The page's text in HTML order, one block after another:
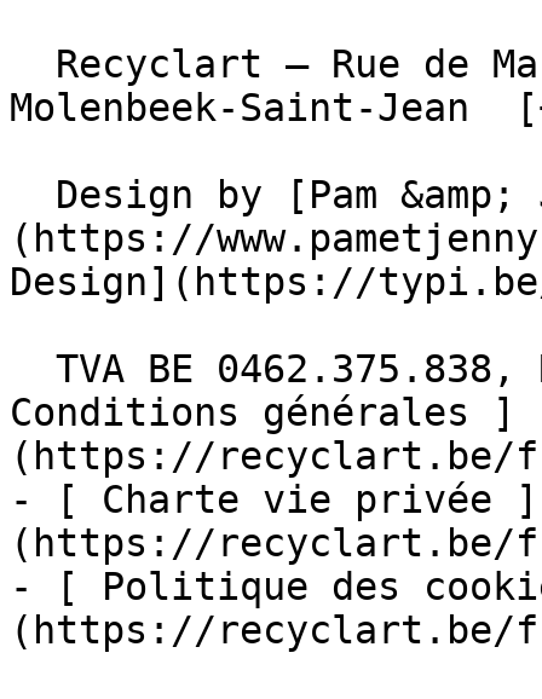
Molenbeek-Saint-
(https://
Design](https://
Conditions générales ]
(https://recyclart.be/
- [ Charte vie privée ]
(https://recyclart.be/
- [ Politique des